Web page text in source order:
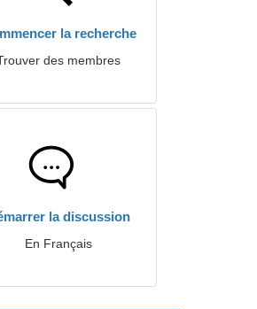
la recherche
des membres
la discussion
En Français